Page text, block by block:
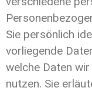
Sie persönlich
vorliegende
welche Daten
nutzen. Sie